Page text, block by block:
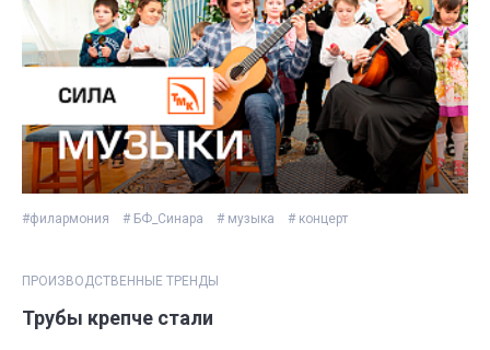
#филармония # БФ_Синара # музыка # концерт
ПРОИЗВОДСТВЕННЫЕ ТРЕНДЫ
Трубы крепче стали